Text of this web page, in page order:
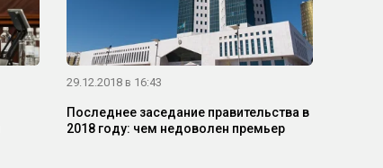
29.12.2018 в 16:43
Последнее заседание правительства в
2018 году: чем недоволен премьер